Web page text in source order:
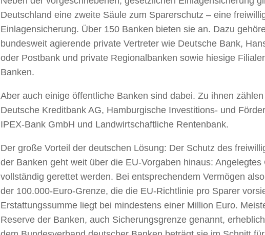
Deutschland eine zweite Säule zum Sparerschutz – eine
Einlagensicherung. Über 150 Banken bieten sie an. Dazu
bundesweit agierende private Vertreter wie Deutsche Bank,
oder Postbank und private Regionalbanken sowie hiesige
Banken.
Aber auch einige öffentliche Banken sind dabei. Zu ihnen
Deutsche Kreditbank AG, Hamburgische Investitions- und
IPEX-Bank GmbH und Landwirtschaftliche Rentenbank.
Der große Vorteil der deutschen Lösung: Der Schutz des
der Banken geht weit über die EU-Vorgaben hinaus: Angelegtes
vollständig gerettet werden. Bei entsprechendem Vermögen
der 100.000-Euro-Grenze, die die EU-Richtlinie pro Sparer
Erstattungssumme liegt bei mindestens einer Million Euro.
Reserve der Banken, auch Sicherungsgrenze genannt,